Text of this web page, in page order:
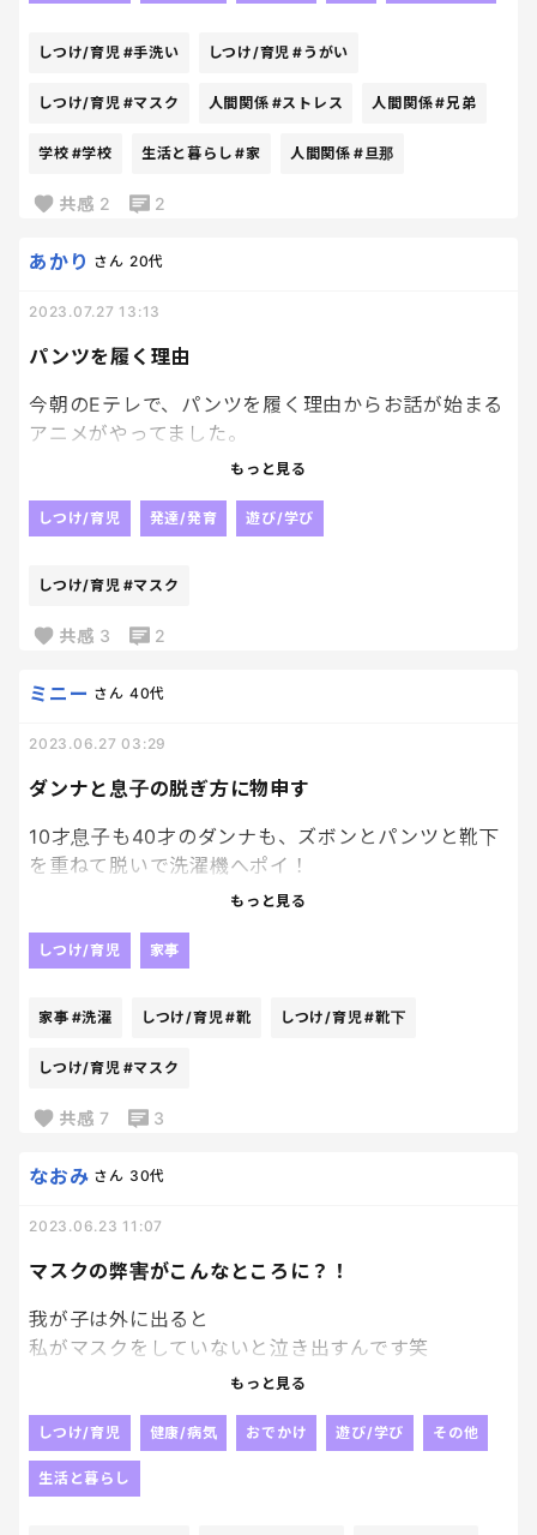
毎日、R-1を飲ませたいけどまぁまぁ金額するからヨ
する、手洗いうがい、マスクも毎日徹底して登
校！！
スクをして、多分すぐとってるんでしょうね！！💢
私の目から離れた瞬間マスクはずしてるんでしょう
学校じゃ全くつけてないようす💢
まじでイラついてキレちらかしました。笑
マスクもしっかり買ってるし、そんな無駄遣いする
ために買ってるんじゃねぇぇ！！って
そんで、結局インフルになって登校できない、遊べな
ほんっと腹たちますーー
マスクつけるくらい協力しよぉぉおぉぉ
しつけ/育児 #手洗い しつけ/育児 #うがい
しつけ/育児 #マスク 人間関係 #ストレス 人間関係#兄弟
学校 #学校 生活と暮らし #家 人間関係 #旦那
共感 2 2
パンツを履く理由
あかり さん 20代
2023.07.27 13:13
今朝のEテレで、パンツを履く理由からお話が始まる
アニメがやってました。
ちょっとした性教育ですね。
人に聞いて回ってました。
おしっこの通る道とうんちの通る道を守る為だとい
そのあとに妊婦さんとも会って、女の人には赤ちゃん
という感じでお話が進んでいくのですが、
ました。
そして、他の家庭はどうしているんだろうとふと気に
PS.大事なものは体に他にもあるじゃん‼👀とか頭と
パンツをあらゆるところに被ったキャラも出てきて
👀はサングラス、頭はヘルメット、口・鼻はマスク
もっと見る
しつけ/育児 発達/発育 遊び/学び
しつけ/育児 #マスク
共感 3 2
ダンナと息子の脱ぎ方に物申す
ミニー さん 40代
2023.06.27 03:29
10才息子も40才のダンナも、ズボンとパンツと靴下
を重ねて脱いで洗濯機へポイ！
これ、何度もいっても直らない。
洗濯機の変な所に詰まるのよ…
すぼらな所は似ないで欲しかった～涙
もっと見る
しつけ/育児 家事
家事 #洗濯 しつけ/育児#靴 しつけ/育児#靴下
しつけ/育児 #マスク
共感 7 3
マスクの弊害がこんなところに？！
なおみ さん 30代
2023.06.23 11:07
我が子は外に出ると
私がマスクをしていないと泣き出すんです笑
ですが、腕に引っ掛けてあるマスクを引っ張りつけ
ろと怒り泣きます笑
もっと見る
しつけ/育児 健康/病気 おでかけ 遊び/学び その他
生活と暮らし